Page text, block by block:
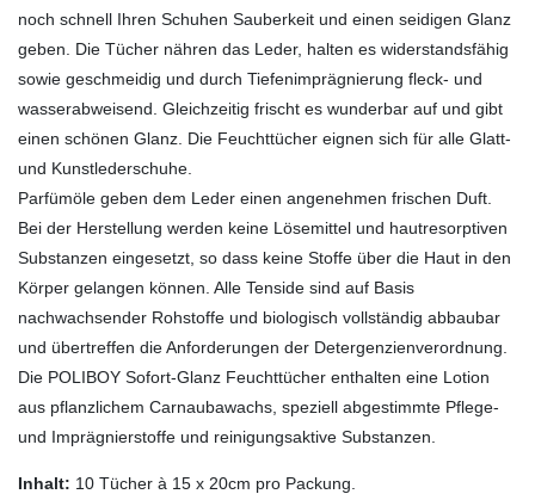
noch schnell Ihren Schuhen Sauberkeit und einen seidigen Glanz
geben. Die Tücher nähren das Leder, halten es widerstandsfähig
sowie geschmeidig und durch Tiefenimprägnierung fleck- und
wasserabweisend. Gleichzeitig frischt es wunderbar auf und gibt
einen schönen Glanz. Die Feuchttücher eignen sich für alle Glatt-
und Kunstlederschuhe.
Parfümöle geben dem Leder einen angenehmen frischen Duft.
Bei der Herstellung werden keine Lösemittel und hautresorptiven
Substanzen eingesetzt, so dass keine Stoffe über die Haut in den
Körper gelangen können. Alle Tenside sind auf Basis
nachwachsender Rohstoffe und biologisch vollständig abbaubar
und übertreffen die Anforderungen der Detergenzienverordnung.
Die POLIBOY Sofort-Glanz Feuchttücher enthalten eine Lotion
aus pflanzlichem Carnaubawachs, speziell abgestimmte Pflege-
und Imprägnierstoffe und reinigungsaktive Substanzen.
Inhalt: 10 Tücher à 15 x 20cm pro Packung.